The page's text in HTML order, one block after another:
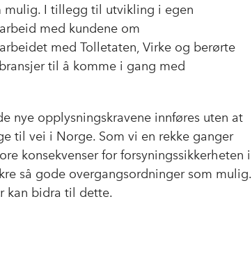
mulig. I tillegg til utvikling i egen
med kundene om
med Tolletaten, Virke og berørte
til å komme i gang med
nye opplysningskravene innføres uten at
til vei i Norge. Som vi en rekke ganger
konsekvenser for forsyningssikkerheten i
så gode overgangsordninger som mulig.
kan bidra til dette.